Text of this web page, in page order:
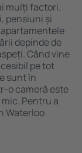
mulți factori.
pensiuni și
depinde de
Când vine
pe tot
sunt în
o cameră este
Pentru a
Waterloo